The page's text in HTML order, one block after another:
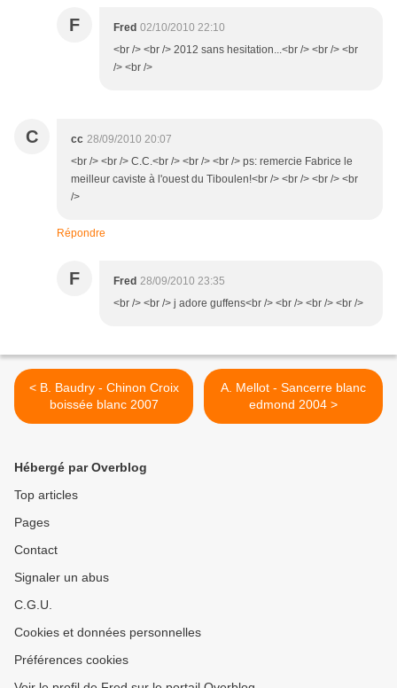
F Fred 02/10/2010 22:10
<br /> <br /> 2012 sans hesitation...<br /> <br /> <br
/> <br />
C cc 28/09/2010 20:07
<br /> <br /> C.C.<br /> <br /> <br /> ps: remercie Fabrice le
meilleur caviste à l'ouest du Tiboulen!<br /> <br /> <br /> <br
/>
Répondre
F Fred 28/09/2010 23:35
<br /> <br /> j adore guffens<br /> <br /> <br /> <br />
< B. Baudry - Chinon Croix
boissée blanc 2007
A. Mellot - Sancerre blanc
edmond 2004 >
Hébergé par Overblog
Top articles
Pages
Contact
Signaler un abus
C.G.U.
Cookies et données personnelles
Préférences cookies